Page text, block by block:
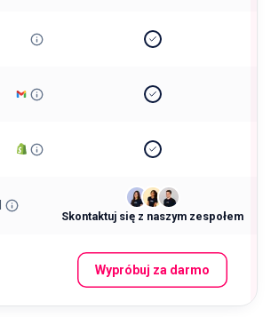
Skontaktuj się z naszym zespołem
Wypróbuj za darmo